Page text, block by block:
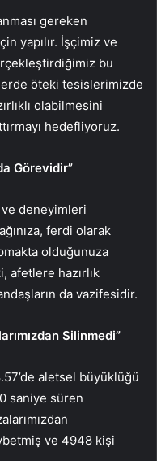
gereken
yapılır. İşçimiz ve
bu
öteki tesislerimizde
olabilmesini
hedefliyoruz.
Görevidir”
deneyimleri
ferdi olarak
olduğunuza
afetlere hazırlık
da vazifesidir.
Silinmedi”
aletsel büyüklüğü
saniye süren
ve 4948 kişi